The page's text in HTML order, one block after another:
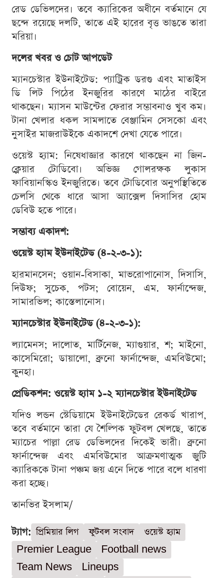
রেড ডেভিলদের। তবে ক্যারিকের অধীনে বর্তমানে যে
ছন্দে রয়েছে দলটি, তাতে এই হারের বৃত্ত ভাঙতে তারা
মরিয়া।
দলের খবর ও চোট আপডেট
ম্যানচেস্টার ইউনাইটেড: প্যাট্রিক ডরগু এবং মাতাইস
ডি লিট পিঠের ইনজুরির কারণে মাঠের বাইরে
থাকছেন। ম্যাসন মাউন্টের ফেরার সম্ভাবনাও খুব কম।
টানা খেলার ধকল সামলাতে বেঞ্জামিন সেসকো এবং
নুসাইর মাজরাউইকে একাদশে দেখা যেতে পারে।
ওয়েস্ট হ্যাম: নিষেধাজ্ঞার কারণে থাকছেন না জিন-
ক্লেয়ার টোডিবো। অভিজ্ঞ গোলরক্ষক লুকাস
ফাবিয়ানস্কিও ইনজুরিতে। তবে টোডিবোর অনুপস্থিতিতে
চেলসি থেকে ধারে আসা অ্যাক্সেল দিসাসির হোম
ডেবিউ হতে পারে।
সম্ভাব্য একাদশ:
ওয়েস্ট হ্যাম ইউনাইটেড (৪-২-৩-১):
হারমানসেন; ওয়ান-বিসাকা, মাভরোপানোস, দিসাসি,
দিউফ; সুচেক, পটস; বোয়েন, এম. ফার্নান্দেজ,
সামারভিল; কাস্তেলানোস।
ম্যানচেস্টার ইউনাইটেড (৪-২-৩-১):
ল্যামেনস; দালোত, মার্টিনেজ, ম্যাগুয়ার, শ; মাইনো,
কাসেমিরো; ডায়ালো, ব্রুনো ফার্নান্দেজ, এমবিউমো;
কুনহা।
প্রেডিকশন: ওয়েস্ট হ্যাম ১-২ ম্যানচেস্টার ইউনাইটেড
যদিও লন্ডন স্টেডিয়ামে ইউনাইটেডের রেকর্ড খারাপ,
তবে বর্তমানে তারা যে শৈল্পিক ফুটবল খেলছে, তাতে
ম্যাচের পাল্লা রেড ডেভিলদের দিকেই ভারী। ব্রুনো
ফার্নান্দেজ এবং এমবিউমোর আক্রমণাত্মক জুটি
ক্যারিককে টানা পঞ্চম জয় এনে দিতে পারে বলে ধারণা
করা হচ্ছে।
তানভির ইসলাম/
ট্যাগ: প্রিমিয়ার লিগ ফুটবল সংবাদ
ওয়েস্ট হ্যাম
Premier League
Football news
Team News
Lineups